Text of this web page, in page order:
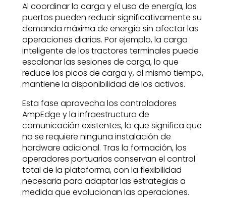
Al coordinar la carga y el uso de energía, los
puertos pueden reducir significativamente su
demanda máxima de energía sin afectar las
operaciones diarias. Por ejemplo, la carga
inteligente de los tractores terminales puede
escalonar las sesiones de carga, lo que
reduce los picos de carga y, al mismo tiempo,
mantiene la disponibilidad de los activos.
Esta fase aprovecha los controladores
AmpEdge y la infraestructura de
comunicación existentes, lo que significa que
no se requiere ninguna instalación de
hardware adicional. Tras la formación, los
operadores portuarios conservan el control
total de la plataforma, con la flexibilidad
necesaria para adaptar las estrategias a
medida que evolucionan las operaciones.